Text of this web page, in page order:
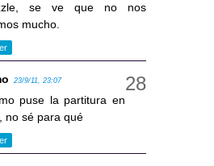
se ve que no nos
mucho.
23/9/11, 23:07
puse la partitura en
no sé para qué